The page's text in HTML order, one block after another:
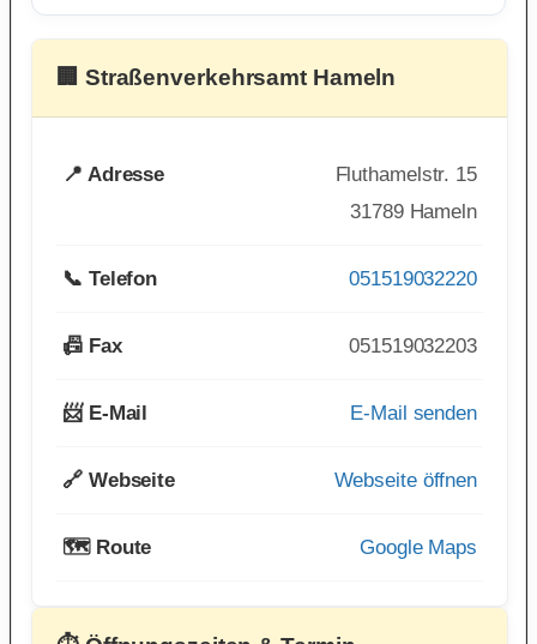
🏢 Straßenverkehrsamt Hameln
📍 Adresse
Fluthamelstr. 15
31789 Hameln
📞 Telefon 051519032220
📠 Fax 051519032203
📨 E-Mail E-Mail senden
🔗 Webseite Webseite öffnen
🗺️ Route Google Maps